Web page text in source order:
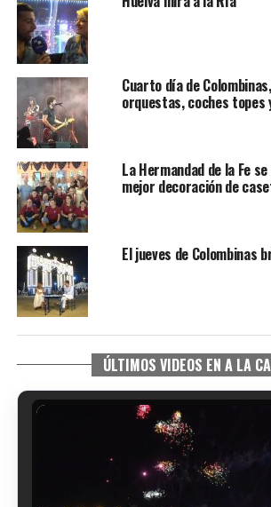
Cuarto día de
orquestas, coches
La Hermandad de la Fe
mejor decoración de
El jueves de Colombinas
ÚLTIMOS VIDEOS EN A LA